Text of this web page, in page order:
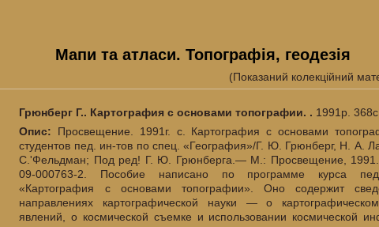
Мапи та атласи. Топографія, геодезія
(Показаний колекційний
Грюнберг Г.. Картография с основами топографии. . 1991р. 368с.
Опис: Просвещение. 1991г. с. Картография с основами
студентов пед. ин-тов по спец. «География»/Г. Ю. Грюнберг, Н. А.
С.'Фельдман; Под ред! Г. Ю. Грюнберга.— М.: Просвещение,
09-000763-2. Пособие написано по программе курса
«Картография с основами топографии». Оно содержит
направлениях картографической науки — о
явлений, о космической съемке и использовании космической